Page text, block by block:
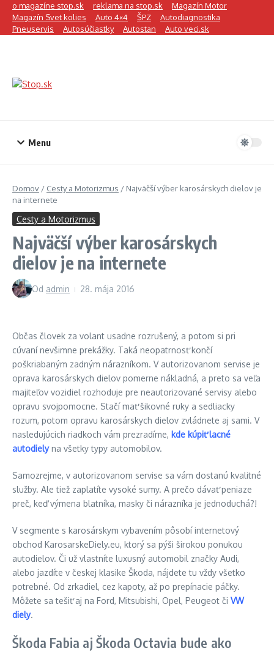
Preskočiť na obsah
o magazíne stop.sk reklama na stop.sk
Magazín Motor
Magazín Svet kolies
Auto 4×4 ŠPZ
Autodiagnostika
Pneuservis
Autosúčiastky Autostan Auto veci.sk
Menu
Domov / Cesty a Motorizmus / Najväčší výber karosárskych dielov je
na internete
Cesty a Motorizmus
Najväčší výber karosárskych
dielov je na internete
Od admin 28. mája 2016
Občas človek za volant usadne rozrušený, a potom si pri
cúvaní nevšimne prekážky. Taká neopatrnosť končí
poškriabaným zadným nárazníkom. V autorizovanom servise je
oprava karosárskych dielov pomerne nákladná, a preto sa veľa
majiteľov vozidiel rozhoduje pre neautorizované servisy alebo
opravu svojpomocne. Stačí mať šikovné ruky a sedliacky
rozum, potom opravu karosárskych dielov zvládnete aj sami. V
nasledujúcich riadkoch vám prezradíme, kde kúpiť lacné
autodielyna všetky typy automobilov.
Samozrejme, v autorizovanom servise sa vám dostanú kvalitné
služby. Ale tiež zaplatíte vysoké sumy. A prečo dávať peniaze
preč, keď výmena blatníka, masky či nárazníka je jednoduchá?!
V segmente s karosárskym vybavením pôsobí internetový
obchod KarosarskeDiely.eu, ktorý sa pýši širokou ponukou
autodielov. Či už vlastníte luxusný automobil značky Audi,
alebo jazdíte v českej klasike Škoda, nájdete tu vždy všetko
potrebné. Od zrkadiel, cez kapoty, až po prepínacie páčky.
Môžete sa tešiť aj na Ford, Mitsubishi, Opel, Peugeot či VW
diely.
Škoda Fabia aj Škoda Octavia bude ako